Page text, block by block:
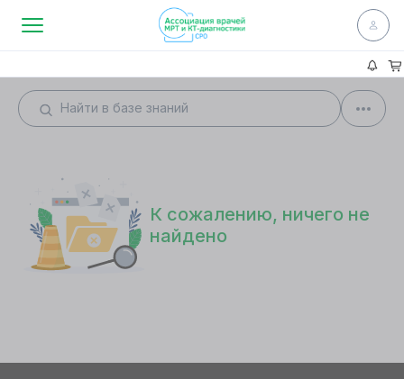
К сожалению, ничего не
найдено